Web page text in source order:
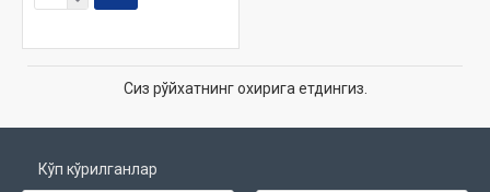
Сиз рўйхатнинг охирига етдингиз.
Кўп кўрилганлар